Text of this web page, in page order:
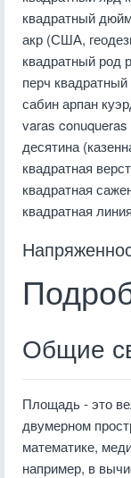
квадратный
акр (США,
квадратный род
перч
сабин арпан
varas conuqueras
десятина
квадратная
квадратная
квадратная
Общие
Площадь - это
двумерном
математике,
например, в